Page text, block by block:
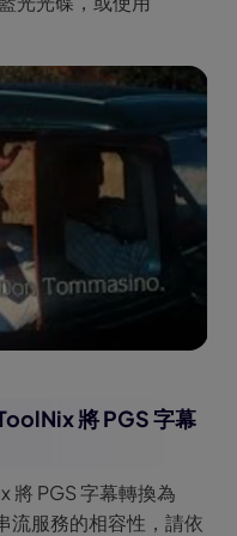
將 PGS 字幕
將 PGS 字幕轉換為
流服務的相容性，請依